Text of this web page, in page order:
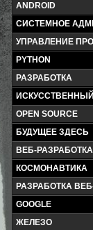
ANDROID
СИСТЕМНОЕ
УПРАВЛЕНИЕ
PYTHON
РАЗРАБОТКА
OPEN SOURCE
БУДУЩЕЕ ЗДЕСЬ
ВЕБ-РАЗРАБОТКА
КОСМОНАВТИКА
РАЗРАБОТКА
GOOGLE
ЖЕЛЕЗО